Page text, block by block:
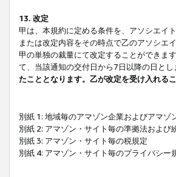
13. 改定
甲は、本規約に定める条件を、アソシエイ
または改定内容をその時点で乙のアソシエ
甲の単独の裁量にて改定することができま
て、当該通知の交付日から7日以降の日とし
たこととなります。乙が改定を受け入れる
別紙 1: 地域毎のアマゾン企業およびアマゾ
別紙 2: アマゾン・サイト毎の準拠法および
別紙 3: アマゾン・サイト毎の税規定
別紙 4: アマゾン・サイト毎のプライバシー